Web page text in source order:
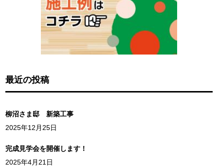
最近の投稿
柳沼さま邸 新築工事
2025年12月25日
完成見学会を開催します！
2025年4月21日